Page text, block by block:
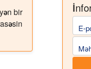
bir
E-